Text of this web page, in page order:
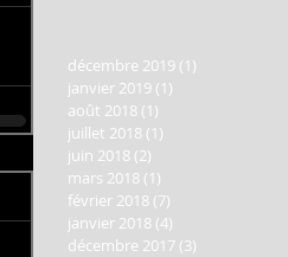
décembre 2019 (1)
janvier 2019 (1)
août 2018 (1)
juillet 2018 (1)
juin 2018 (2)
mars 2018 (1)
février 2018 (7)
janvier 2018 (4)
décembre 2017 (3)